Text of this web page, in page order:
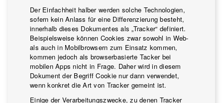
Der Einfachheit halber werden solche Technologien,
sofern kein Anlass für eine Differenzierung besteht,
innerhalb dieses Dokumentes als „Tracker“ definiert.
Beispielsweise können Cookies zwar sowohl in Web-
als auch in Mobilbrowsern zum Einsatz kommen,
kommen jedoch als browserbasierte Tacker bei
mobilen Apps nicht in Frage. Daher wird in diesem
Dokument der Begriff Cookie nur dann verwendet,
wenn konkret die Art von Tracker gemeint ist.
Einige der Verarbeitungszwecke, zu denen Tracker